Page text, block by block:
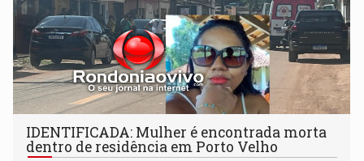
IDENTIFICADA: Mulher é encontrada morta
dentro de residência em Porto Velho